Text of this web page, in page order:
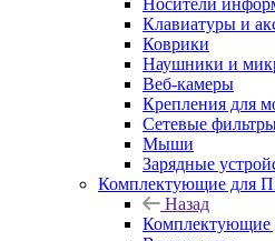
Носители
Клавиатуры и
Коврики
Наушники и
Веб-камеры
Крепления для
Сетевые
Мыши
Зарядные
Комплектующие для
Назад
Комплектующие